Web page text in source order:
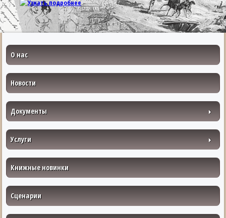
О нас
Новости
Документы
Услуги
Книжные новинки
Сценарии